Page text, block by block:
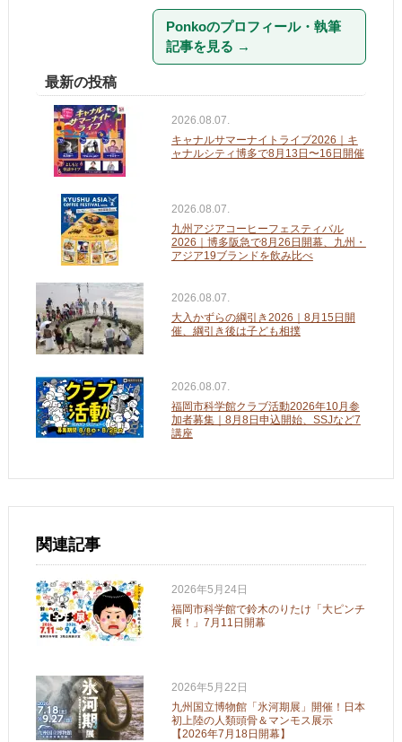
Ponkoのプロフィール・執筆
記事を見る →
最新の投稿
2026.08.07.
キャナルサマーナイトライブ2026｜キ
ャナルシティ博多で8月13日〜16日開催
2026.08.07.
九州アジアコーヒーフェスティバル
2026｜博多阪急で8月26日開幕、九州・
アジア19ブランドを飲み比べ
2026.08.07.
大入かずらの綱引き2026｜8月15日開
催、綱引き後は子ども相撲
2026.08.07.
福岡市科学館クラブ活動2026年10月参
加者募集｜8月8日申込開始、SSJなど7
講座
関連記事
2026年5月24日
福岡市科学館で鈴木のりたけ「大ピンチ
展！」7月11日開幕
2026年5月22日
九州国立博物館「氷河期展」開催！日本
初上陸の人類頭骨＆マンモス展示
【2026年7月18日開幕】